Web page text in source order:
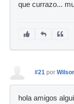
que currazo...
#21 por
hola amigos